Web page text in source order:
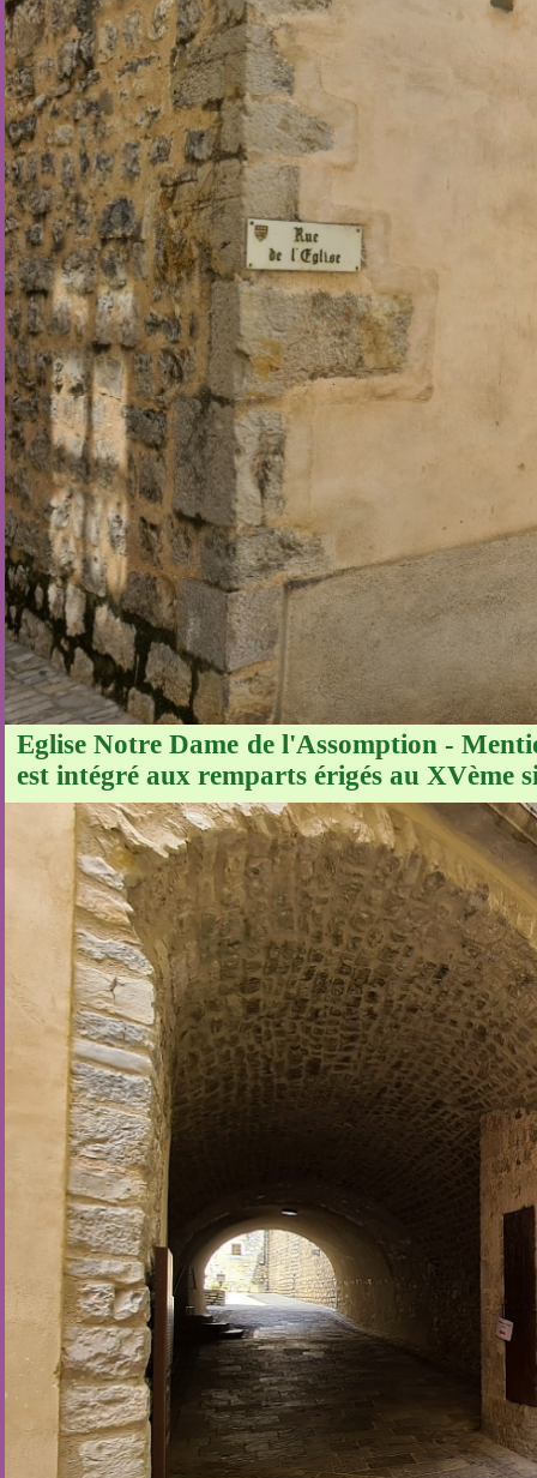
Eglise Notre Dame de l'Assomption -
est intégré aux remparts érigés au XVème